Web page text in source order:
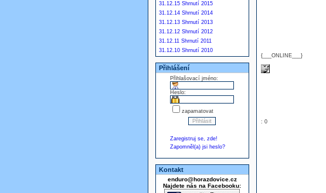
31.12.15 Shrnutí 2015
31.12.14 Shrnutí 2014
31.12.13 Shrnutí 2013
31.12.12 Shrnutí 2012
31.12.11 Shrnutí 2011
31.12.10 Shrnutí 2010
Přihlášení
Přihlašovací jméno:
Heslo:
zapamatovat
Zaregistruj se, zde!
Zapomněl(a) jsi heslo?
Kontakt
enduro@horazdovice.cz
Najdete nás na Facebooku:
{___ONLINE___}
: 0